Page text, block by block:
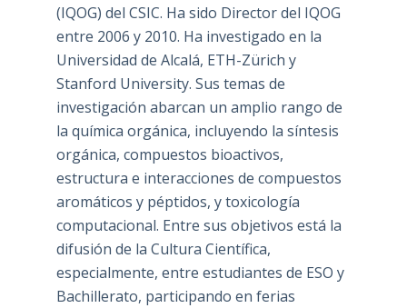
(IQOG) del CSIC. Ha sido Director del IQOG
entre 2006 y 2010. Ha investigado en la
Universidad de Alcalá, ETH-Zürich y
Stanford University. Sus temas de
investigación abarcan un amplio rango de
la química orgánica, incluyendo la síntesis
orgánica, compuestos bioactivos,
estructura e interacciones de compuestos
aromáticos y péptidos, y toxicología
computacional. Entre sus objetivos está la
difusión de la Cultura Científica,
especialmente, entre estudiantes de ESO y
Bachillerato, participando en ferias